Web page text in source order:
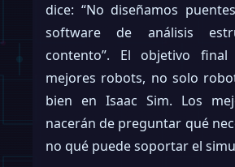
dice: “No diseñamos
software de análisis
contento”. El objetivo
mejores robots, no solo
bien en Isaac Sim. Los
nacerán de preguntar qué
no qué puede soportar el